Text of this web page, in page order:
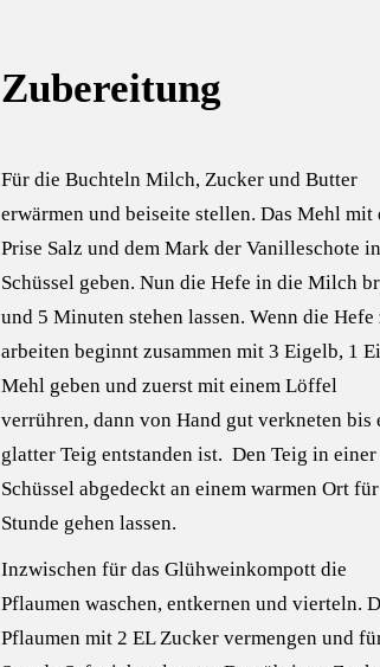
Zubereitung
Für die Buchteln Milch, Zucker und Butter
erwärmen und beiseite stellen. Das Mehl mit
Prise Salz und dem Mark der Vanilleschote
Schüssel geben. Nun die Hefe in die Milch
und 5 Minuten stehen lassen. Wenn die Hefe
arbeiten beginnt zusammen mit 3 Eigelb, 1
Mehl geben und zuerst mit einem Löffel
verrühren, dann von Hand gut verkneten bis
glatter Teig entstanden ist. Den Teig in einer
Schüssel abgedeckt an einem warmen Ort
Stunde gehen lassen.
Inzwischen für das Glühweinkompott die
Pflaumen waschen, entkernen und vierteln.
Pflaumen mit 2 EL Zucker vermengen und